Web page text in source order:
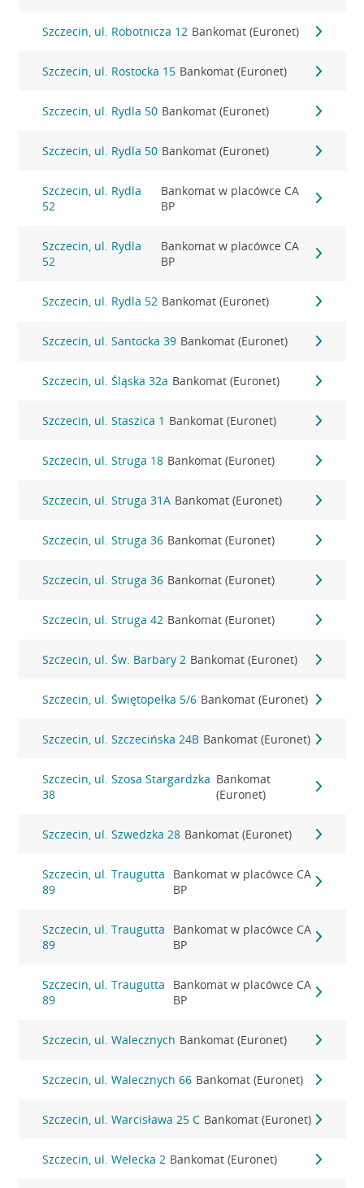
Szczecin, ul. Robotnicza 12 Bankomat (Euronet)
Szczecin, ul. Rostocka 15 Bankomat (Euronet)
Szczecin, ul. Rydla 50 Bankomat (Euronet)
Szczecin, ul. Rydla 50 Bankomat (Euronet)
Szczecin, ul. Rydla
52
Bankomat w placówce CA
BP
Szczecin, ul. Rydla
52
Bankomat w placówce CA
BP
Szczecin, ul. Rydla 52 Bankomat (Euronet)
Szczecin, ul. Santocka 39 Bankomat (Euronet)
Szczecin, ul. Śląska 32a Bankomat (Euronet)
Szczecin, ul. Staszica 1 Bankomat (Euronet)
Szczecin, ul. Struga 18 Bankomat (Euronet)
Szczecin, ul. Struga 31A Bankomat (Euronet)
Szczecin, ul. Struga 36 Bankomat (Euronet)
Szczecin, ul. Struga 36 Bankomat (Euronet)
Szczecin, ul. Struga 42 Bankomat (Euronet)
Szczecin, ul. Św. Barbary 2 Bankomat (Euronet)
Szczecin, ul. Świętopełka 5/6 Bankomat (Euronet)
Szczecin, ul. Szczecińska 24B Bankomat (Euronet)
Szczecin, ul. Szosa Stargardzka
38
Bankomat
(Euronet)
Szczecin, ul. Szwedzka 28 Bankomat (Euronet)
Szczecin, ul. Traugutta
89
Bankomat w placówce CA
BP
Szczecin, ul. Traugutta
89
Bankomat w placówce CA
BP
Szczecin, ul. Traugutta
89
Bankomat w placówce CA
BP
Szczecin, ul. Walecznych Bankomat (Euronet)
Szczecin, ul. Walecznych 66 Bankomat (Euronet)
Szczecin, ul. Warcisława 25 C Bankomat (Euronet)
Szczecin, ul. Welecka 2 Bankomat (Euronet)